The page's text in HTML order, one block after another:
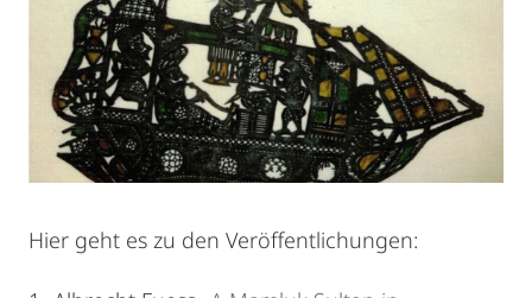
Hier geht es zu den Veröffentlichungen: